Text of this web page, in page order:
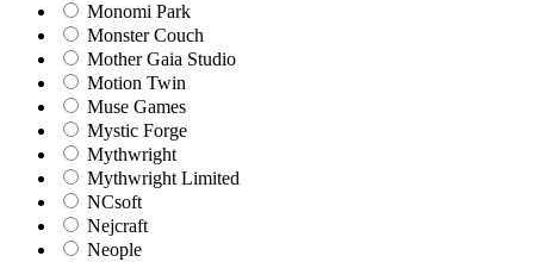
Monomi Park
Monster Couch
Mother Gaia Studio
Motion Twin
Muse Games
Mystic Forge
Mythwright
Mythwright Limited
NCsoft
Nejcraft
Neople